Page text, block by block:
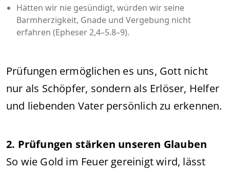
Hätten wir nie gesündigt, würden wir seine
Barmherzigkeit, Gnade und Vergebung nicht
erfahren (Epheser 2,4–5.8–9).
Prüfungen ermöglichen es uns, Gott nicht
nur als Schöpfer, sondern als Erlöser, Helfer
und liebenden Vater persönlich zu erkennen.
2. Prüfungen stärken unseren Glauben
So wie Gold im Feuer gereinigt wird, lässt